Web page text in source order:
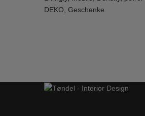
IN DEN WARENKORB
DEKO Geschenke